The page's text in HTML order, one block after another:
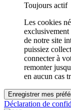
Toujours actif
Les cookies
exclusivement
de notre site
puissiez
connecter à
remonter
en aucun cas
Enregistrer mes
Déclaration de